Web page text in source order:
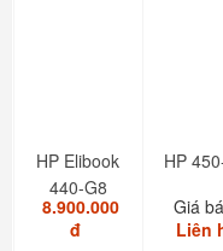
HP Elibook
440-G8
8.900.000
đ
HP
Giá
Liên